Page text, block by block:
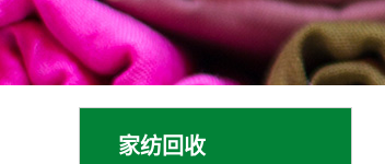
家纺回收